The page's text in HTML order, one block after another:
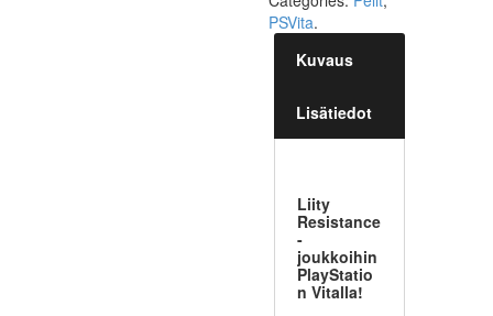
PSVita.
Kuvaus
Lisätiedot
Liity
Resistance
-
joukkoihin
PlayStatio
n Vitalla!